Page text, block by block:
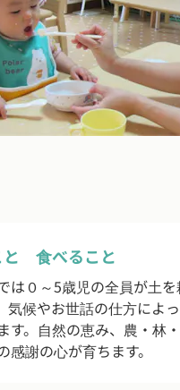
と 食べること
は０～5歳児の全員が土
気候やお世話の仕方によ
す。自然の恵み、農・林
感謝の心が育ちます。